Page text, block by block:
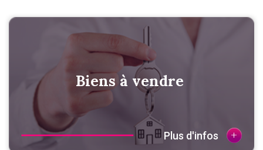
Biens à vendre
Plus d'infos +